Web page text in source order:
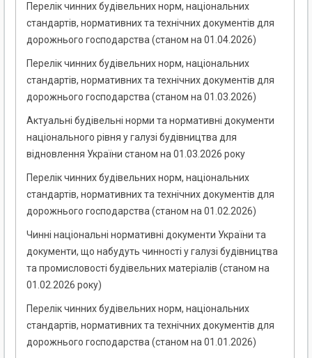
Перелік чинних будівельних норм, національних
стандартів, нормативних та технічних документів для
дорожнього господарства (станом на 01.04.2026)
Перелік чинних будівельних норм, національних
стандартів, нормативних та технічних документів для
дорожнього господарства (станом на 01.03.2026)
Актуальні будівельні норми та нормативні документи
національного рівня у галузі будівництва для
відновлення України станом на 01.03.2026 року
Перелік чинних будівельних норм, національних
стандартів, нормативних та технічних документів для
дорожнього господарства (станом на 01.02.2026)
Чинні національні нормативні документи України та
документи, що набудуть чинності у галузі будівництва
та промисловості будівельних матеріалів (станом на
01.02.2026 року)
Перелік чинних будівельних норм, національних
стандартів, нормативних та технічних документів для
дорожнього господарства (станом на 01.01.2026)